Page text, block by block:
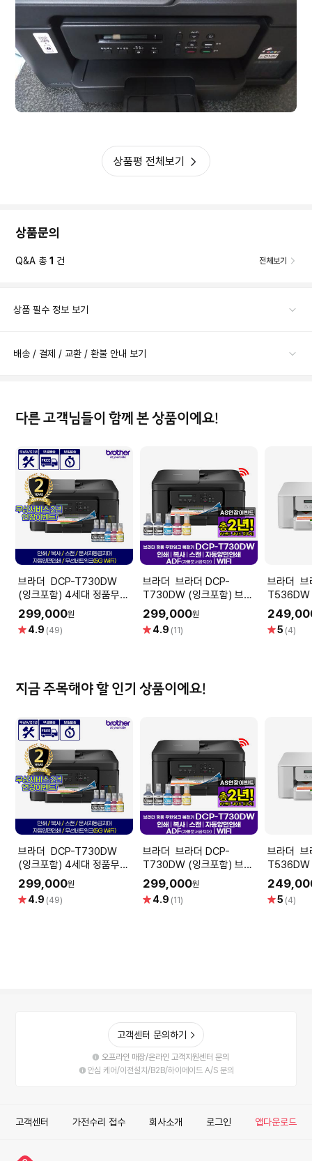
팅 할 수 있습니다.
상품평 전체보기
상품문의
Q&A 총 1 건 전체보기
상품 필수 정보 보기
배송 / 결제 / 교환 / 환불 안내 보기
다른 고객님들이 함께 본 상품이에요!
브라더 DCP-T730DW
(잉크포함) 4세대 정품무한
잉크복합기
299,000원
별 4.9 (49)
브라더 브라더 DCP-
T730DW (잉크포함) 브라
더 프린터 인쇄 복사 스캔 자
동양면인쇄 WIFI ADF
299,000원
별 4.9 (11)
브라더 브라더 DCP-
T536DW
합기 프린
무선 WiFi
별5 (4)
지금 주목해야 할 인기 상품이에요!
브라더 DCP-T730DW
(잉크포함) 4세대 정품무한
잉크복합기
299,000원
별 4.9 (49)
브라더 브라더 DCP-
T730DW (잉크포함) 브라
더 프린터 인쇄 복사 스캔 자
동양면인쇄 WIFI ADF
299,000원
별 4.9 (11)
브라더 브라더 DCP-
T536DW
합기 프린
무선 WiFi
별5 (4)
고객센터 문의하기
오프라인 매장/온라인 고객지원센터 문의
안심 케어/이전설치/B2B/하이메이드 A/S 문의
고객센터 가전수리 접수 회사소개 로그인 앱다운로드